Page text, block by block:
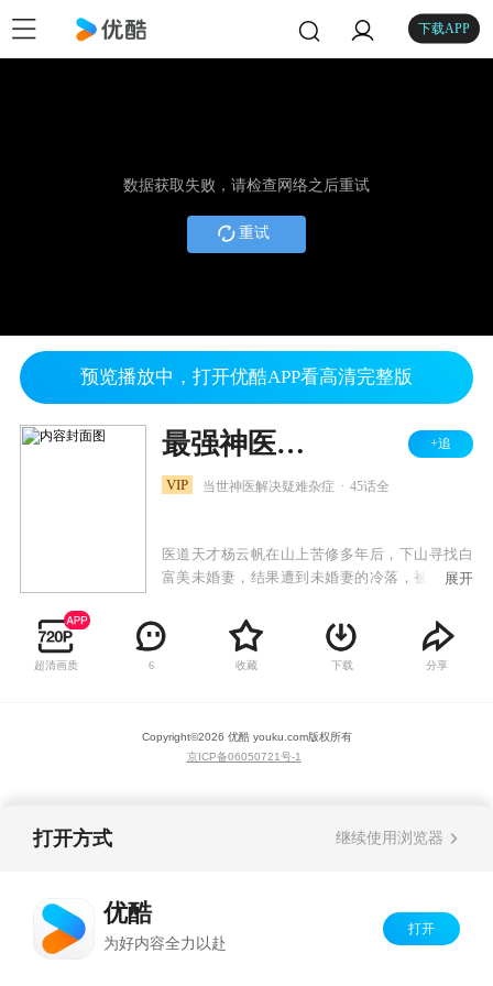
下载APP
数据获取失败，请检查网络之后重试
重试
预览播放中，打开优酷APP看高清完整版
最强神医混都市 +追
VIP 当世神医解决疑难杂症 45话全
医道天才杨云帆在山上苦修多年后，下山寻找白
富美未婚妻，结果遭到未婚妻的冷落，被视作乡
通通，却身怀绝技，任何疑难杂症到他面前都手
到病除，各种奇遇和危险迎刃而解。众人对他刮
目相看，未婚妻以及各路美女投怀送抱，而他秉
展开
超清画质 6 收藏 下载 分享
Copyright©2026 优酷 youku.com版权所有
京ICP备06050721号-1
打开方式 继续使用浏览器
优酷
为好内容全力以赴
打开